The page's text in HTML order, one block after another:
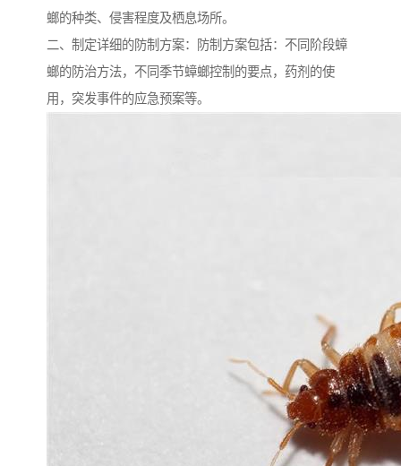
螂的种类、侵害程度及栖息场所。
二、制定详细的防制方案：防制方案包括：不同阶段蟑
螂的防治方法，不同季节蟑螂控制的要点，药剂的使
用，突发事件的应急预案等。